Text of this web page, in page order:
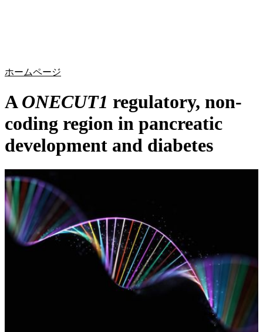
ホームページ
AONECUT1 regulatory, non-
coding region in pancreatic
development and diabetes